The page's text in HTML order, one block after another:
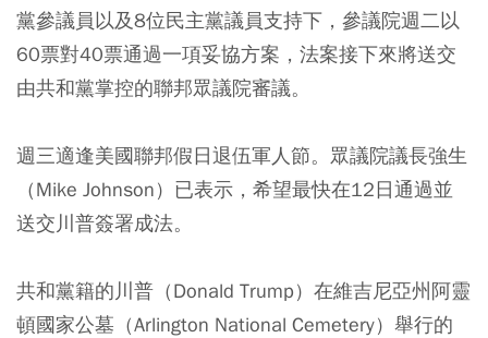
黨參議員以及8位民主黨議員支持下，參議院週二以
60票對40票通過一項妥協方案，法案接下來將送交
由共和黨掌控的聯邦眾議院審議。
週三適逢美國聯邦假日退伍軍人節。眾議院議長強生
（Mike Johnson）已表示，希望最快在12日通過並
送交川普簽署成法。
共和黨籍的川普（Donald Trump）在維吉尼亞州阿靈
頓國家公墓（Arlington National Cemetery）舉行的